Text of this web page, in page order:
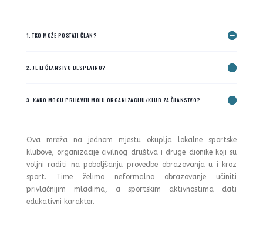
1. TKO MOŽE POSTATI ČLAN?
2. JE LI ČLANSTVO BESPLATNO?
3. KAKO MOGU PRIJAVITI MOJU ORGANIZACIJU/KLUB ZA ČLANSTVO?
Ova mreža na jednom mjestu okuplja lokalne sportske
klubove, organizacije civilnog društva i druge dionike koji su
voljni raditi na poboljšanju provedbe obrazovanja u i kroz
sport. Time želimo neformalno obrazovanje učiniti
privlačnijim mladima, a sportskim aktivnostima dati
edukativni karakter.